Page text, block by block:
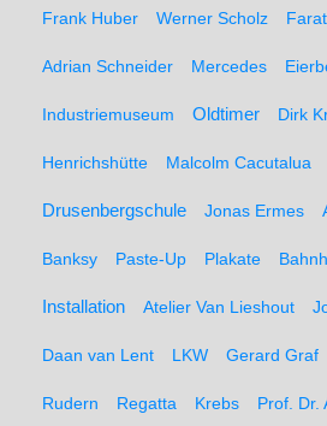
Frank Huber Werner Scholz
Adrian Schneider Mercedes
Industriemuseum Oldtimer Dirk
Henrichshütte Malcolm Cacutalua
Drusenbergschule Jonas Ermes
Banksy Paste-Up Plakate
Installation Atelier Van Lieshout
Daan van Lent LKW Gerard Graf
Rudern Regatta Krebs Prof. Dr.